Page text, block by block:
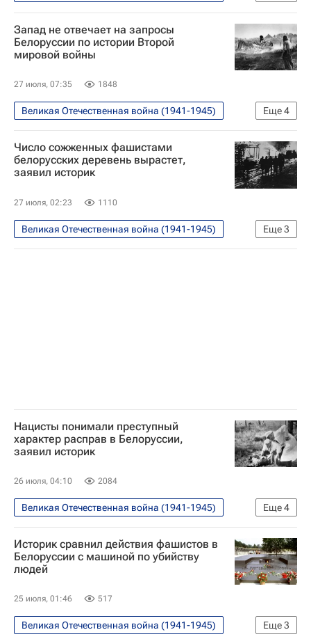
В мире
Манчестер
Великобритания
Лондон
Энди Бернем
Тони Блэр
Запад не отвечает на запросы
Белоруссии по истории Второй
мировой войны
27 июля, 07:35 1848
Еще4
Великая Отечественная война (1941-1945)
В мире
Белоруссия
СНГ
Европа
Число сожженных фашистами
белорусских деревень вырастет,
заявил историк
27 июля, 02:23 1110
Еще3
Великая Отечественная война (1941-1945)
В мире
Белоруссия Хатынь
Нацисты понимали преступный
характер расправ в Белоруссии,
заявил историк
26 июля, 04:10 2084
Еще4
Великая Отечественная война (1941-1945)
Белоруссия
Минск
Восточная Европа
В мире
Историк сравнил действия фашистов в
Белоруссии с машиной по убийству
людей
25 июля, 01:46 517
Еще3
Великая Отечественная война (1941-1945)